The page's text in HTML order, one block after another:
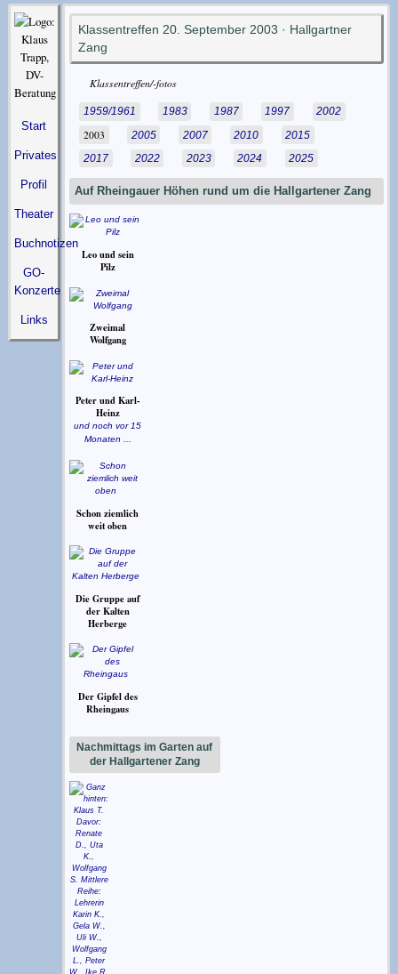
Start
Privates
Profil
Theater
Buchnotizen
GO-
Konzerte
Links
Klassentreffen 20. September 2003 · Hallgartner
Zang
Klassentreffen/-fotos
1959/1961 1983 1987 1997 2002
2003 2005 2007 2010 2015
2017 2022 2023 2024 2025
Auf Rheingauer Höhen rund um die Hallgartener Zang
Leo und sein
Pilz
Zweimal
Wolfgang
Peter und Karl-
Heinz
und noch vor 15
Monaten ...
Schon ziemlich
weit oben
Die Gruppe auf
der Kalten
Herberge
Der Gipfel des
Rheingaus
Nachmittags im Garten auf
der Hallgartener Zang